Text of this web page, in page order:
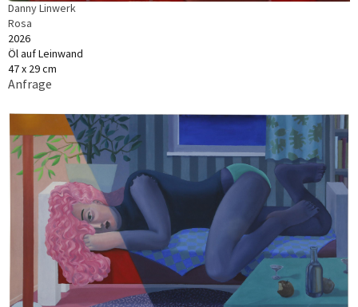
Danny Linwerk
Rosa
2026
Öl auf Leinwand
47 x 29 cm
Anfrage